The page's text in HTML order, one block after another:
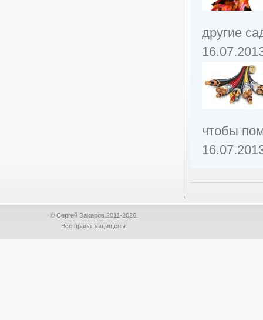
другие
чтобы
© Сергей Захаров.2011-2026.
Все права защищены.